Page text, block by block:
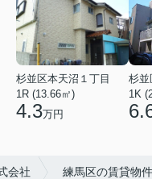
杉並区本天沼１丁目
1R (13.66㎡)
4.3万円
杉並
1K
会社 練馬区の賃貸物